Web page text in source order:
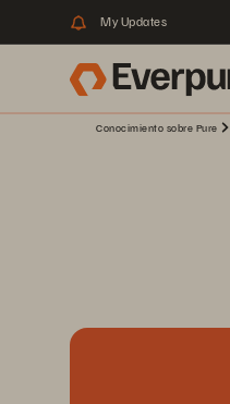
My Updates
Conocimiento sobre Pure